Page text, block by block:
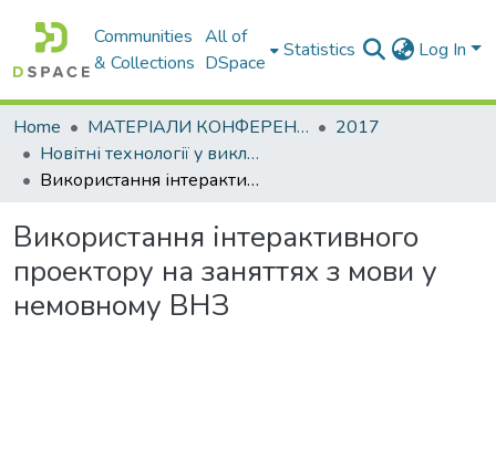
Communities
& Collections
All of
DSpace
Statistics Log In
Home МАТЕРІАЛИ КОНФЕРЕНЦІЙ
2017
Новітні технології у викладанні мов іноземним студентам
Використання інтерактивного проектору на заняттях з мови у немовному ВНЗ
Використання інтерактивного
проектору на заняттях з мови у
немовному ВНЗ